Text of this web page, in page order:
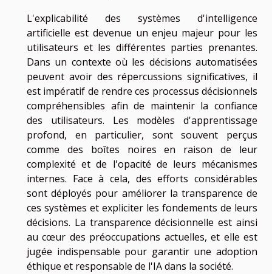
L'explicabilité des systèmes d'intelligence
artificielle est devenue un enjeu majeur pour les
utilisateurs et les différentes parties prenantes.
Dans un contexte où les décisions automatisées
peuvent avoir des répercussions significatives, il
est impératif de rendre ces processus décisionnels
compréhensibles afin de maintenir la confiance
des utilisateurs. Les modèles d'apprentissage
profond, en particulier, sont souvent perçus
comme des boîtes noires en raison de leur
complexité et de l'opacité de leurs mécanismes
internes. Face à cela, des efforts considérables
sont déployés pour améliorer la transparence de
ces systèmes et expliciter les fondements de leurs
décisions. La transparence décisionnelle est ainsi
au cœur des préoccupations actuelles, et elle est
jugée indispensable pour garantir une adoption
éthique et responsable de l'IA dans la société.